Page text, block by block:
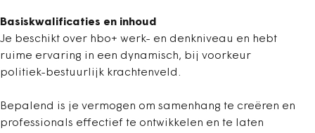
Basiskwalificaties en inhoud
Je beschikt over hbo+ werk- en denkniveau en hebt
ruime ervaring in een dynamisch, bij voorkeur
politiek-bestuurlijk krachtenveld.
Bepalend is je vermogen om samenhang te creëren en
professionals effectief te ontwikkelen en te laten